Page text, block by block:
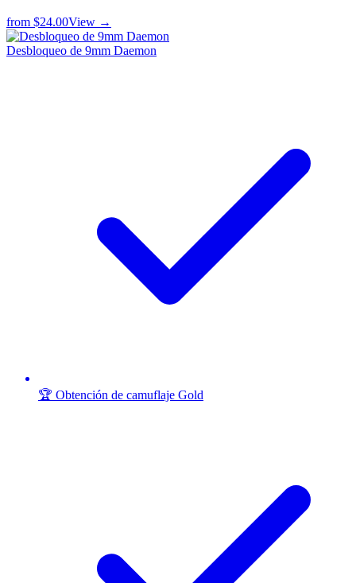
from $24.00View →
Desbloqueo de 9mm Daemon
🏆 Obtención de camuflaje Gold